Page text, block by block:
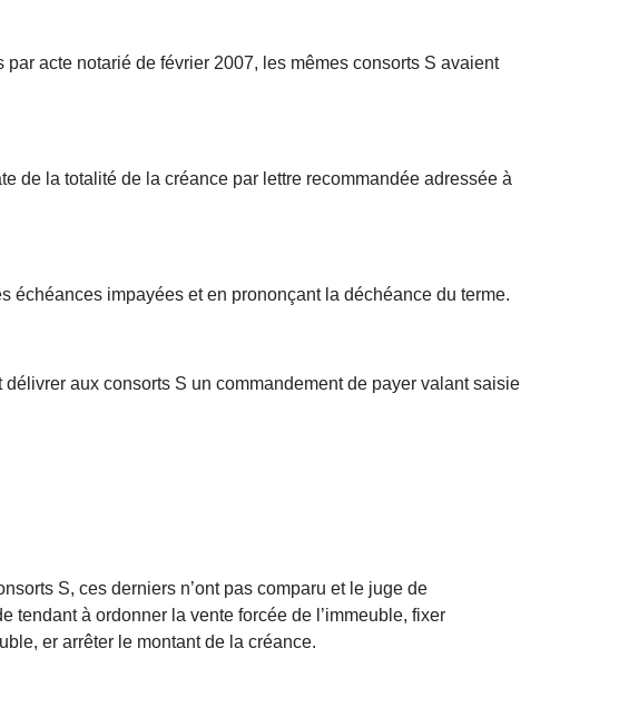
par acte notarié de février 2007, les mêmes consorts S avaient
de la totalité de la créance par lettre recommandée adressée à
échéances impayées et en prononçant la déchéance du terme.
aux consorts S un commandement de payer valant saisie
S, ces derniers n’ont pas comparu et le juge de
tendant à ordonner la vente forcée de l’immeuble, fixer
er arrêter le montant de la créance.